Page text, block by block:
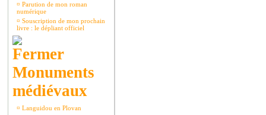
¤ Parution de mon roman
numérique
¤ Souscription de mon prochain
livre : le dépliant officiel
Monuments
médiévaux
¤ Languidou en Plovan